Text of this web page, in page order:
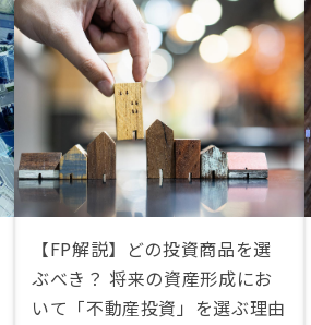
【FP解説】どの投資商品を選
ぶべき？ 将来の資産形成にお
いて「不動産投資」を選ぶ理由